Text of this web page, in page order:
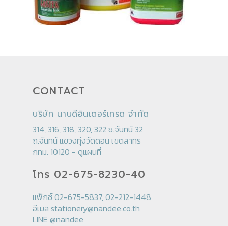
CONTACT
บริษัท นานดีอินเตอร์เทรด จำกัด
314, 316, 318, 320, 322 ซ.จันทน์ 32
ถ.จันทน์ แขวงทุ่งวัดดอน เขตสาทร
กทม. 10120 - ดูแผนที่
โทร 02-675-8230-40
แฟ็กซ์ 02-675-5837, 02-212-1448
อีเมล stationery@nandee.co.th
LINE @nandee